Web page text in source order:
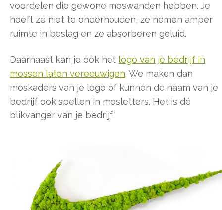
voordelen die gewone moswanden hebben. Je
hoeft ze niet te onderhouden, ze nemen amper
ruimte in beslag en ze absorberen geluid.
Daarnaast kan je ook het logo van je bedrijf in
mossen laten vereeuwigen. We maken dan
moskaders van je logo of kunnen de naam van je
bedrijf ook spellen in mosletters. Het is dé
blikvanger van je bedrijf.